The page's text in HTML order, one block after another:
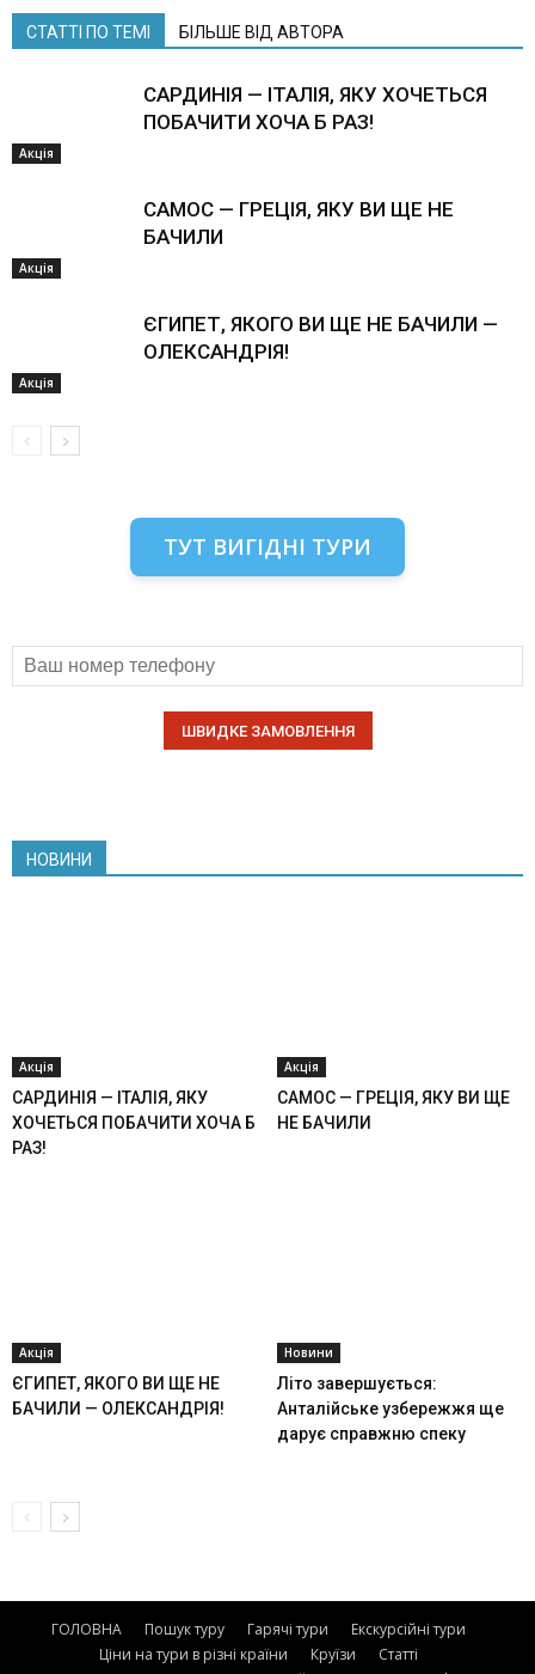
СТАТТІ ПО ТЕМІ БІЛЬШЕ ВІД АВТОРА
Акція
САРДИНІЯ — ІТАЛІЯ, ЯКУ ХОЧЕТЬСЯ
ПОБАЧИТИ ХОЧА Б РАЗ!
Акція
САМОС — ГРЕЦІЯ, ЯКУ ВИ ЩЕ НЕ
БАЧИЛИ
Акція
ЄГИПЕТ, ЯКОГО ВИ ЩЕ НЕ БАЧИЛИ —
ОЛЕКСАНДРІЯ!
ТУТ ВИГІДНІ ТУРИ
НОВИНИ
Акція
САРДИНІЯ — ІТАЛІЯ, ЯКУ
ХОЧЕТЬСЯ ПОБАЧИТИ ХОЧА Б
РАЗ!
Акція
САМОС — ГРЕЦІЯ, ЯКУ ВИ ЩЕ
НЕ БАЧИЛИ
Акція
ЄГИПЕТ, ЯКОГО ВИ ЩЕ НЕ
БАЧИЛИ — ОЛЕКСАНДРІЯ!
Новини
Літо завершується:
Анталійське узбережжя ще
дарує справжню спеку
ГОЛОВНА Пошук туру Гарячі тури
Екскурсійні тури
Ціни на тури в різні країни
Круїзи
Статті